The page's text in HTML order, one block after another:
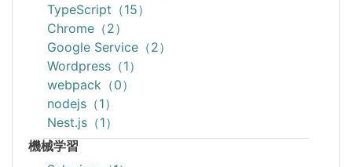
TypeScript（15）
Chrome（2）
Google Service（2）
Wordpress（1）
webpack（0）
nodejs（1）
Nest.js（1）
機械学習